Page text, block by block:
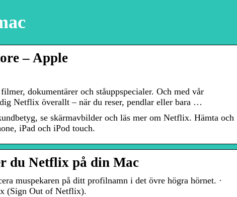
– Apple
dokumentärer och ståuppspecialer. Och med vår
Netflix överallt – när du reser, pendlar eller bara …
se skärmavbilder och läs mer om Netflix. Hämta och
iPad och iPod touch.
du Netflix på din Mac
muspekaren på ditt profilnamn i det övre högra hörnet. ·
(Sign Out of Netflix).